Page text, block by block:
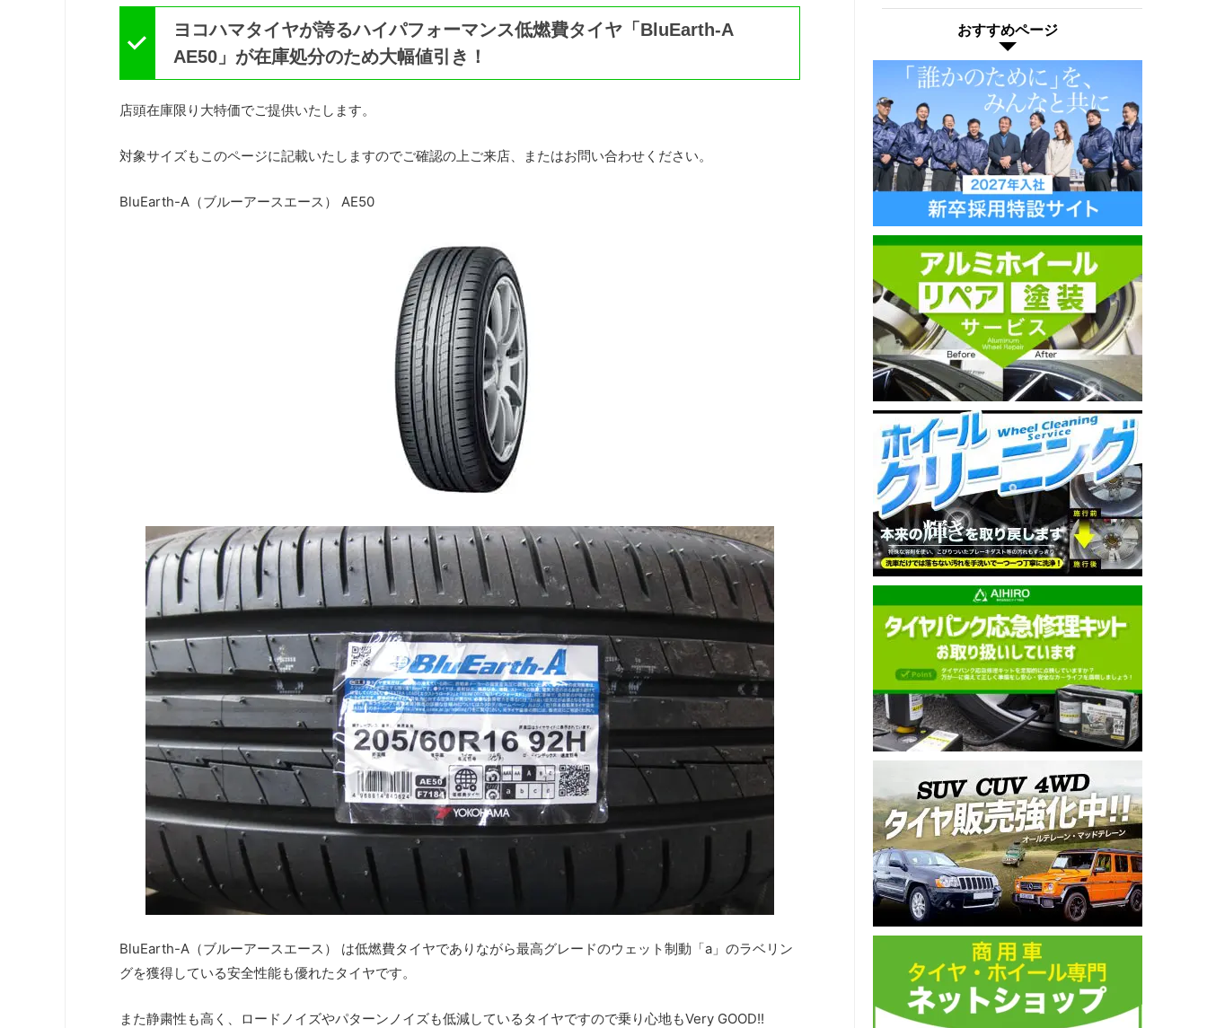
ヨコハマタイヤが誇るハイパフォーマンス低燃費タイヤ「BluEarth-A
AE50」が在庫処分のため大幅値引き！
店頭在庫限り大特価でご提供いたします。
対象サイズもこのページに記載いたしますのでご確認の上ご来店、またはお問い合わせください。
BluEarth-A（ブルーアースエース） AE50
BluEarth-A（ブルーアースエース） は低燃費タイヤでありながら最高グレードのウェット制動「a」のラベリン
グを獲得している安全性能も優れたタイヤです。
また静粛性も高く、ロードノイズやパターンノイズも低減しているタイヤですので乗り心地もVery GOOD!!
おすすめページ